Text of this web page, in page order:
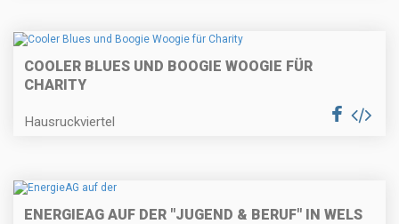
COOLER BLUES UND BOOGIE WOOGIE FÜR
CHARITY
Hausruckviertel
ENERGIEAG AUF DER "JUGEND & BERUF" IN WELS